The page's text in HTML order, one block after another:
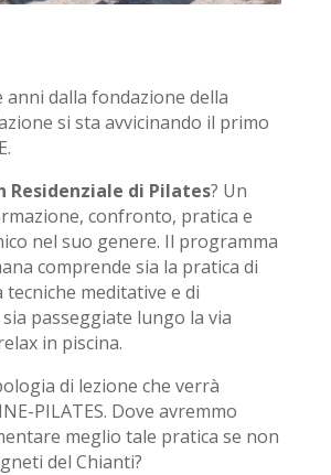
anni dalla fondazione della
si sta avvicinando il primo
Residenziale di Pilates? Un
confronto, pratica e
nel suo genere. Il programma
comprende sia la pratica di
meditative e di
passeggiate lungo la via
in piscina.
di lezione che verrà
PILATES. Dove avremmo
meglio tale pratica se non
del Chianti?